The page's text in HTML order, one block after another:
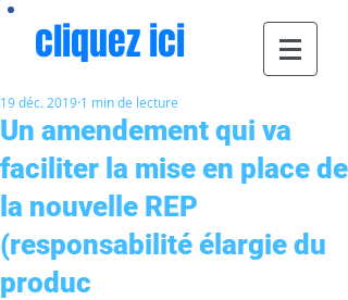
cliquez ici
Un amendement qui va
faciliter la mise en place de
la nouvelle REP
(responsabilité élargie du
produc
19 déc. 2019 1 min de lecture